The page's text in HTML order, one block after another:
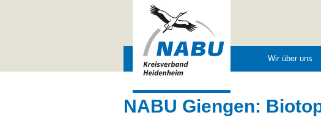
Navigation
überspringen
Wir über uns
NABU Giengen: